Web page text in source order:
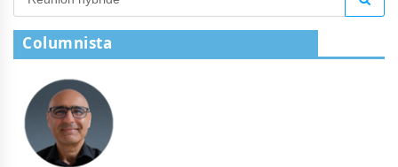
Columnista